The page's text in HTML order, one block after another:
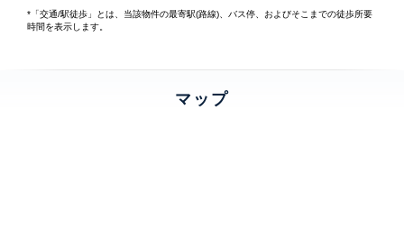
*「交通/駅徒歩」とは、当該物件の最寄駅(路線)、バス停、およびそこまでの徒歩所要
時間を表示します。
マップ